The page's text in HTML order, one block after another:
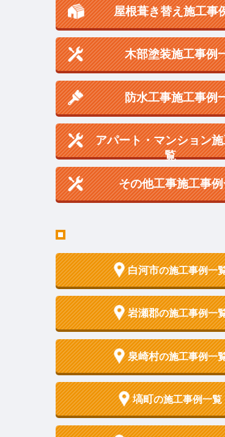
屋根葺き替え施工事
木部塗装施工事例
防水工事施工事例
アパート・マンション
覧
その他工事施工事
白河市の施工事例一
岩瀬郡の施工事例一
泉崎村の施工事例一
塙町の施工事例一覧